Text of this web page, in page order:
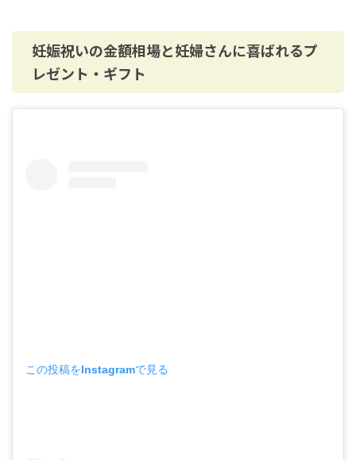
妊娠祝いの金額相場と妊婦さんに喜ばれるプ
レゼント・ギフト
この投稿をInstagramで見る